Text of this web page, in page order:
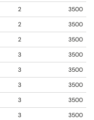
2
3500
2
3500
2
3500
3
3500
3
3500
3
3500
3
3500
3
3500